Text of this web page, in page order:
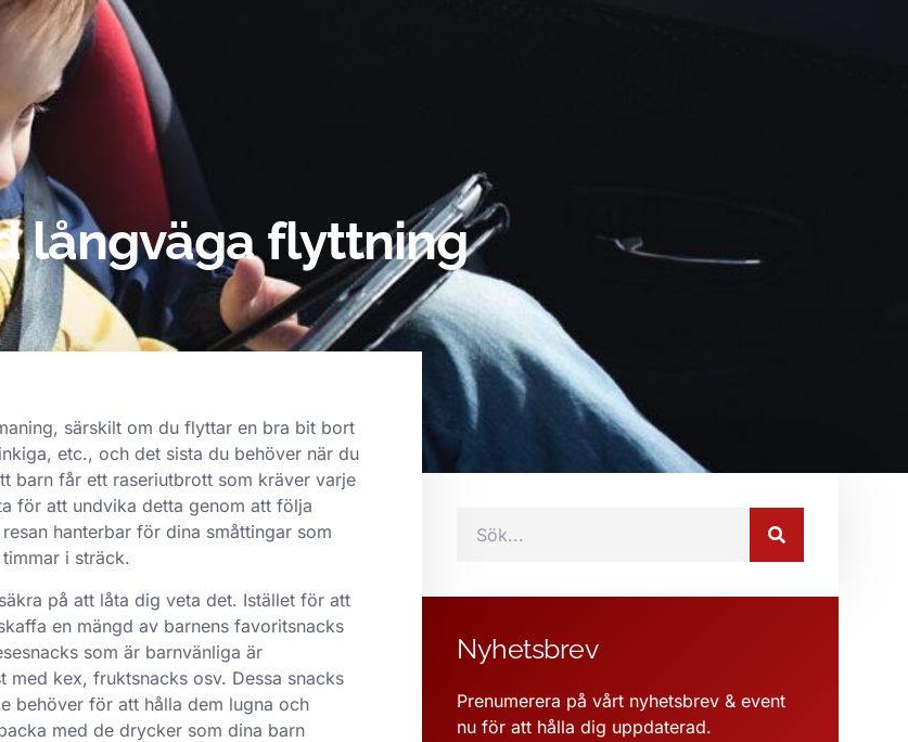
långväga flyttning
särskilt om du flyttar en bra bit bort
etc., och det sista du behöver när du
barn får ett raseriutbrott som kräver varje
för att undvika detta genom att följa
hanterbar för dina småttingar som
i sträck.
på att låta dig veta det. Istället för att
en mängd av barnens favoritsnacks
som är barnvänliga är
kex, fruktsnacks osv. Dessa snacks
behöver för att hålla dem lugna och
med de drycker som dina barn
Nyhetsbrev
Prenumerera på vårt nyhetsbrev & event
nu för att hålla dig uppdaterad.